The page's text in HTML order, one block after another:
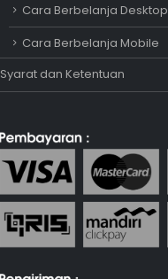
Cara Berbelanja Desktop
Cara Berbelanja Mobile
Syarat dan Ketentuan
Online